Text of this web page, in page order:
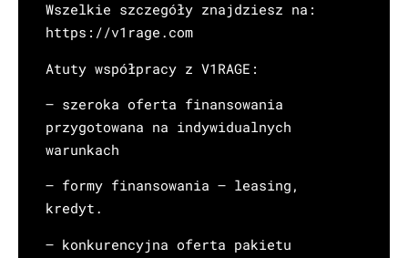
Wszelkie szczegóły znajdziesz na:
https://v1rage.com
Atuty współpracy z V1RAGE:
– szeroka oferta finansowania
przygotowana na indywidualnych
warunkach
– formy finansowania – leasing,
kredyt.
– konkurencyjna oferta pakietu